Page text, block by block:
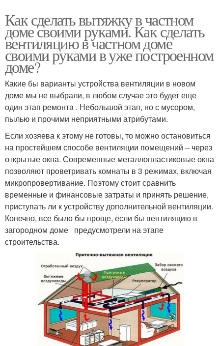
Как сделать вытяжку в частном
доме своими руками. Как сделать
вентиляцию в частном доме
своими руками в уже построенном
доме?
Какие бы варианты устройства вентиляции в новом
доме мы не выбрали, в любом случае это будет еще
один этап ремонта . Небольшой этап, но с мусором,
пылью и прочими неприятными атрибутами.
Если хозяева к этому не готовы, то можно остановиться
на простейшем способе вентиляции помещений – через
открытые окна. Современные металлопластиковые окна
позволяют проветривать комнаты в 3 режимах, включая
микропровертивание. Поэтому стоит сравнить
временные и финансовые затраты и принять решение,
приступать ли к устройству дополнительной вентиляции.
Конечно, все было бы проще, если бы вентиляцию в
загородном доме предусмотрели на этапе
строительства.